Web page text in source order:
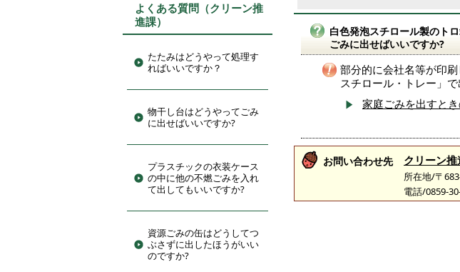
よくある質問（クリーン推
進課）
たたみはどうやって処理す
ればいいですか？
物干し台はどうやってごみ
に出せばいいですか?
プラスチックの衣装ケース
の中に他の不燃ごみを入れ
て出してもいいですか?
資源ごみの缶はどうしてつ
ぶさずに出したほうがいい
のですか?
白色発泡スチロール製のト
ごみに出せばいいですか?
部分的に会社名等が印
スチロール・トレー」で
家庭ごみを出すと
お問い合わせ先 クリーン
所在地/〒
電話/0859-